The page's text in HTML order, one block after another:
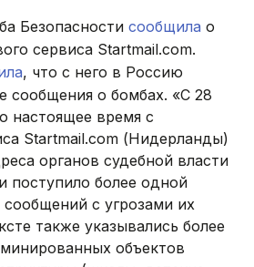
Безопасности сообщила о
сервиса Startmail.com.
, что с него в Россию
сообщения о бомбах. «С 28
настоящее время с
Startmail.com (Нидерланды)
органов судебной власти
поступило более одной
с угрозами их
также указывались более
объектов